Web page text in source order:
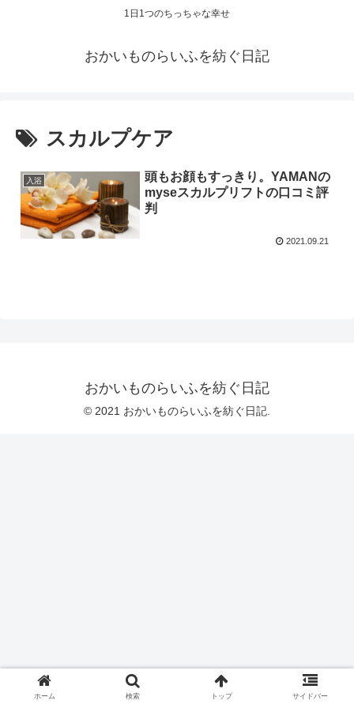
1日1つのちっちゃな幸せ
おかいものらいふを紡ぐ日記
スカルプケア
入浴
頭もお顔もすっきり。YAMANの
myseスカルプリフトの口コミ評
判
2021.09.21
おかいものらいふを紡ぐ日記
© 2021 おかいものらいふを紡ぐ日記.
ホーム 検索 トップ サイドバー